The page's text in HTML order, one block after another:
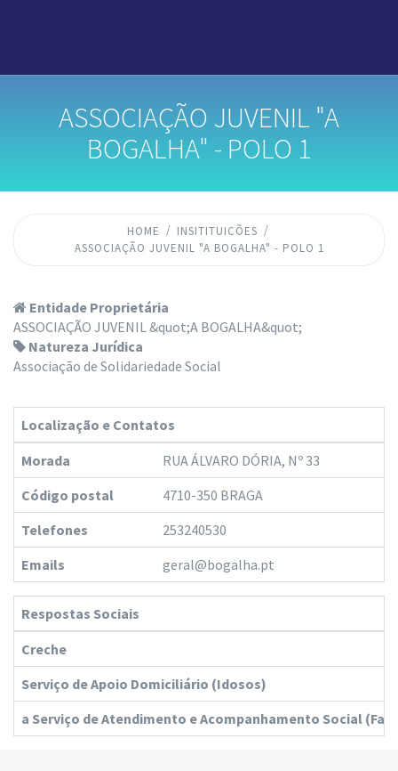
ASSOCIAÇÃO JUVENIL "A
BOGALHA" - POLO 1
HOME
INSITITUICÕES
ASSOCIAÇÃO JUVENIL "A BOGALHA" - POLO 1
Entidade Proprietária
ASSOCIAÇÃO JUVENIL &quot;A BOGALHA&quot;
Natureza Jurídica
Associação de Solidariedade Social
Localização e Contatos
Morada
RUA ÁLVARO DÓRIA, Nº 33
Código postal
4710-350 BRAGA
Telefones
253240530
Emails
geral@bogalha.pt
Respostas Sociais
Creche
Serviço de Apoio Domiciliário (Idosos)
a Serviço de Atendimento e Acompanhamento Social